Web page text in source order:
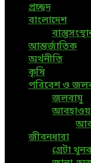
প্রচ্ছদ
বাংলাদেশ
আন্তর্জাতিক
অর্থনীতি
কৃষি
পরিবেশ ও
জলবায়ু
জীবনধারা
গ্রেটা